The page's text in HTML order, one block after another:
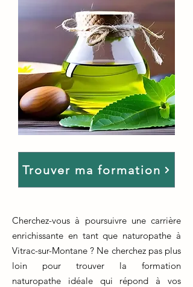
Trouver ma formation
Cherchez-vous à poursuivre une carrière
enrichissante en tant que naturopathe à
Vitrac-sur-Montane ? Ne cherchez pas plus
loin pour trouver la formation
naturopathe idéale qui répond à vos